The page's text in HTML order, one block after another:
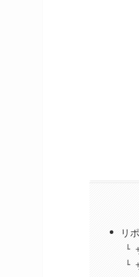
リ